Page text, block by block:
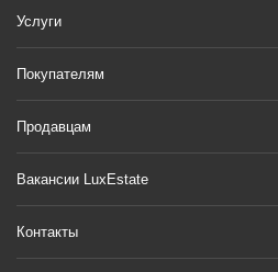
Услуги
Покупателям
Продавцам
Вакансии LuxEstate
Контакты